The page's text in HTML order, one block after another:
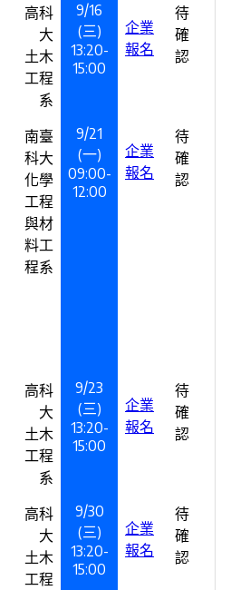
高科
大
土木
工程
系
9/16
(三)
13:20-
15:00
企業
報名
待
確
認
南臺
科大
化學
工程
與材
料工
程系
9/21
(一)
09:00-
12:00
企業
報名
待
確
認
高科
大
土木
工程
系
9/23
(三)
13:20-
15:00
企業
報名
待
確
認
高科
大
土木
工程
9/30
(三)
13:20-
15:00
企業
報名
待
確
認